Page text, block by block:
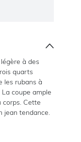
à des
quarts
les rubans à
coupe ample
corps. Cette
jean tendance.